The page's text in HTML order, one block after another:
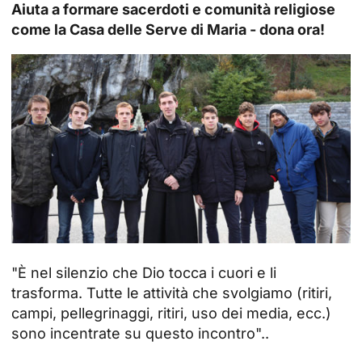
Aiuta a formare sacerdoti e comunità religiose
come la Casa delle Serve di Maria - dona ora!
"È nel silenzio che Dio tocca i cuori e li
trasforma. Tutte le attività che svolgiamo (ritiri,
campi, pellegrinaggi, ritiri, uso dei media, ecc.)
sono incentrate su questo incontro"..